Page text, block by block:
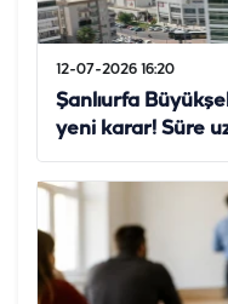
12-07-2026 16:20
Şanlıurfa
yeni karar! Süre